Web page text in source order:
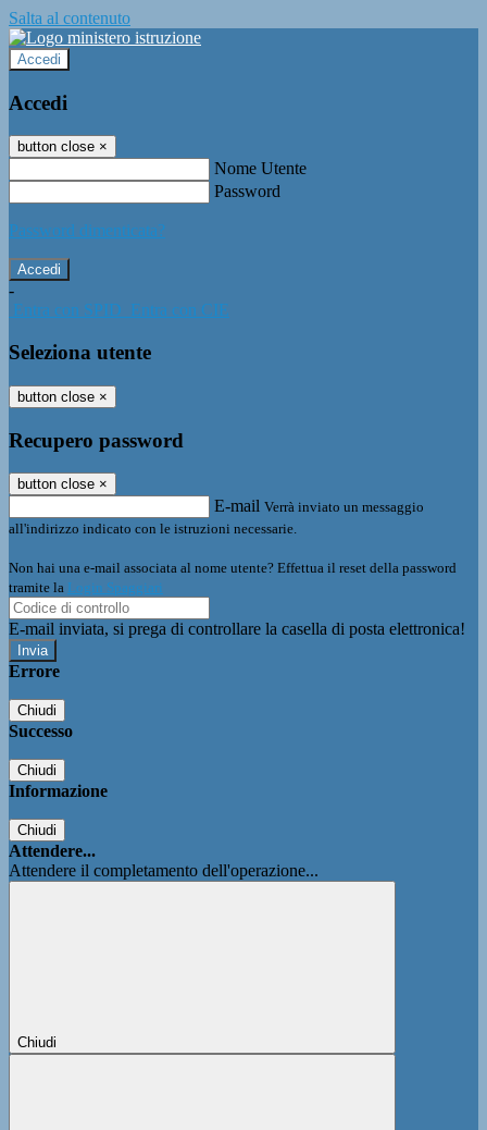
Salta al contenuto
Accedi
Accedi
button close ×
Nome Utente
Password
Password dimenticata?
-
Entra con SPID Entra con CIE
Seleziona utente
button close ×
Recupero password
button close ×
E-mail Verrà inviato un messaggio
all'indirizzo indicato con le istruzioni necessarie.
Non hai una e-mail associata al nome utente? Effettua il reset della password
tramite la Login Spaggiari
E-mail inviata, si prega di controllare la casella di posta elettronica!
Errore
Chiudi
Successo
Chiudi
Informazione
Chiudi
Attendere...
Attendere il completamento dell'operazione...
Chiudi